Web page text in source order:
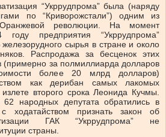
“Укррудпрома” была (наряду
по “Криворожстали”) одним из
революции. На момент
предприятия “Укррудпрома”
сырья в стране и около
Распродажа за бесценок этих
(примерно за полмиллиарда долларов
более 20 млрд долларов)
как дерибан самых лакомых
излете второго срока Леонида Кучмы.
народных депутата обратились в
ходатайством признать закон об
ГАК “Укррудпрома” не
страны.